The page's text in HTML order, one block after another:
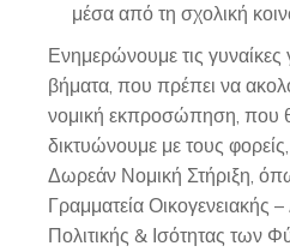
μέσα από τη σχολική
Ενημερώνουμε τις γυναίκες
βήματα, που πρέπει να
νομική εκπροσώπηση, που
δικτυώνουμε με τους
Δωρεάν Νομική Στήριξη,
Γραμματεία Οικογενειακής
Πολιτικής & Ισότητας των